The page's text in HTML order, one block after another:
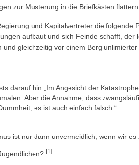
zur Musterung in die Briefkästen
und Kapitalvertreter die folgende
aufbaut und sich Feinde schafft, der
gleichzeitig vor einem Berg unlimierter
darauf hin „Im Angesicht der
Aber die Annahme, dass
es ist auch einfach falsch.“
ist nur dann unvermeidlich, wenn wir
[1]